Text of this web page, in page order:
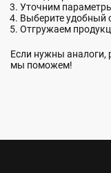
Уточним
Выберите удобный
Отгружаем
Если нужны аналоги,
мы поможем!